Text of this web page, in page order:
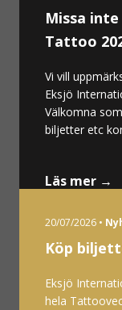
Missa
Tattoo
Vi vill
Eksjö
Välkomna
biljetter etc
Läs mer →
20/07/2026 •
Köp
Eksjö
hela